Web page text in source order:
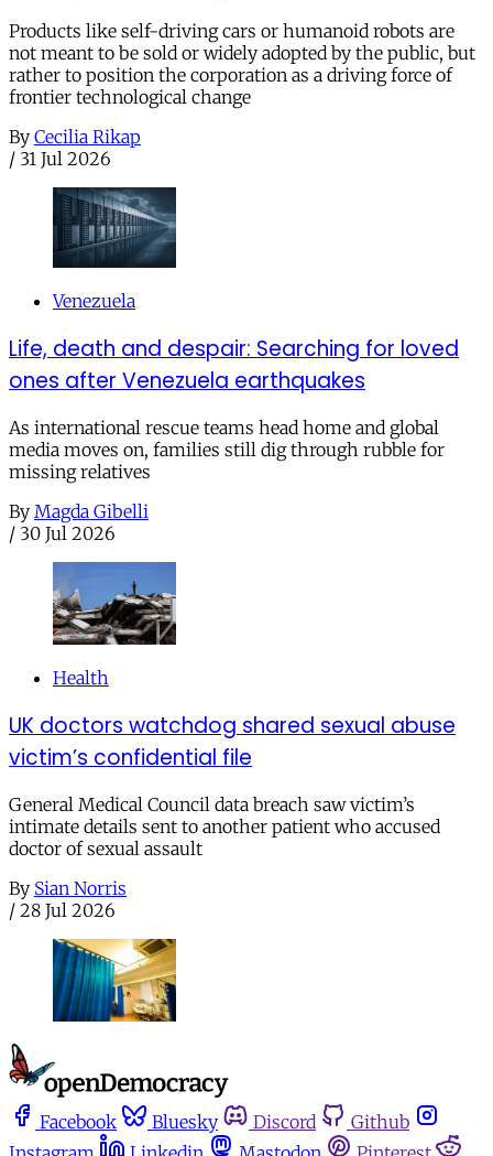
Products like self-driving cars or humanoid robots are
not meant to be sold or widely adopted by the public, but
rather to position the corporation as a driving force of
frontier technological change
By Cecilia Rikap
/ 31 Jul 2026
Venezuela
Life, death and despair: Searching for loved
ones after Venezuela earthquakes
As international rescue teams head home and global
media moves on, families still dig through rubble for
missing relatives
By Magda Gibelli
/ 30 Jul 2026
Health
UK doctors watchdog shared sexual abuse
victim’s confidential file
General Medical Council data breach saw victim’s
intimate details sent to another patient who accused
doctor of sexual assault
By Sian Norris
/ 28 Jul 2026
Facebook Bluesky Discord
Github